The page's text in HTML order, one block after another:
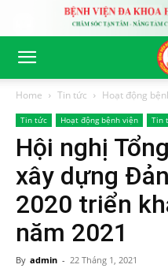
Home Tin tức Hoạt động
Tin tức Hoạt động bệnh viện Tin
Hội nghị
xây dựng
2020 triển
năm 2021
By admin - 22 Tháng 1, 2021